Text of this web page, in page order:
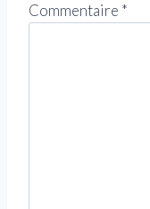
Commentaire *